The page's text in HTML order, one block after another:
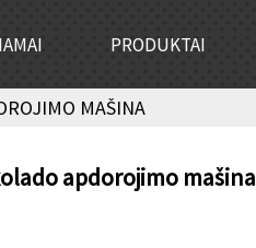
PRODUKTAI
MAŠINA
apdorojimo mašina